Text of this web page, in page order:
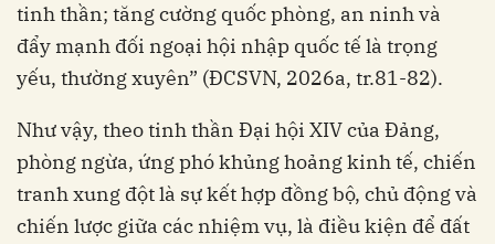
tinh thần; tăng cường quốc phòng, an ninh và
đẩy mạnh đối ngoại hội nhập quốc tế là trọng
yếu, thường xuyên” (ĐCSVN, 2026a, tr.81-82).
Như vậy, theo tinh thần Đại hội XIV của Đảng,
phòng ngừa, ứng phó khủng hoảng kinh tế, chiến
tranh xung đột là sự kết hợp đồng bộ, chủ động và
chiến lược giữa các nhiệm vụ, là điều kiện để đất